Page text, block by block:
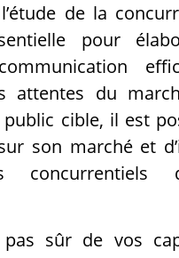
de la
pour
attentes du
cible, il est
son marché et
concurrentiels
pas sûr de vos